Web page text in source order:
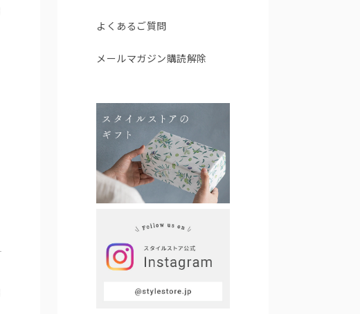
よくあるご質問
メールマガジン購読解除